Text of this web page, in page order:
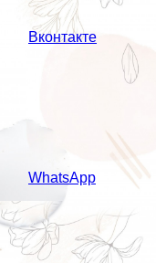
Вконтакте
WhatsApp